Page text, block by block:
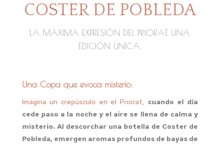
COSTER DE POBLEDA
LA MÁXIMA EXPRESIÓN DEL PRIORAT. UNA
EDICIÓN ÚNICA.
Una Copa que evoca misterio:
Imagina un crepúsculo en el Priorat, cuando el día
cede paso a la noche y el aire se llena de calma y
misterio. Al descorchar una botella de Coster de
Pobleda, emergen aromas profundos de bayas de